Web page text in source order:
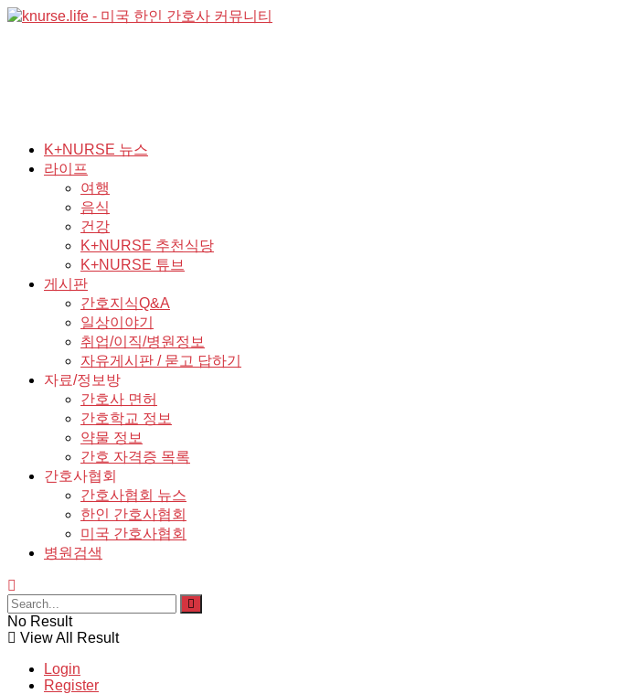
K+NURSE 뉴스
라이프
여행
음식
건강
K+NURSE 추천식당
K+NURSE 튜브
게시판
간호지식Q&A
일상이야기
취업/이직/병원정보
자유게시판 / 묻고 답하기
자료/정보방
간호사 면허
간호학교 정보
약물 정보
간호 자격증 목록
간호사협회
간호사협회 뉴스
한인 간호사협회
미국 간호사협회
병원검색
No Result
View All Result
Login
Register